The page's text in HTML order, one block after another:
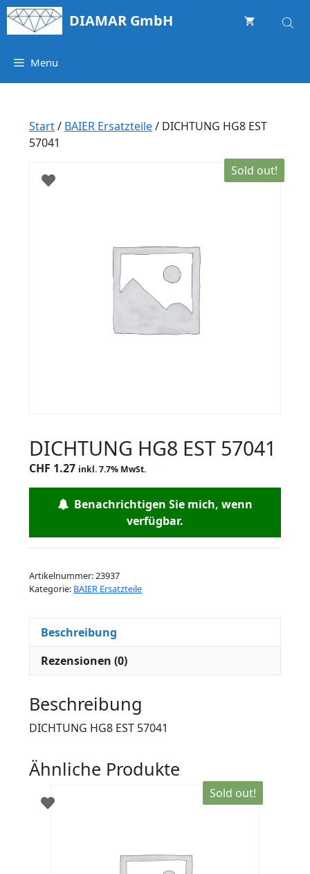
Springe
zum
DIAMAR GmbH
Menu
Start/ BAIER Ersatzteile/ DICHTUNG HG8 EST
57041
Sold out!
DICHTUNG HG8 EST 57041
CHF 1.27 inkl. 7.7% MwSt.
Benachrichtigen Sie mich, wenn
verfügbar.
Artikelnummer:23937
Kategorie: BAIER Ersatzteile
Beschreibung
Rezensionen (0)
Beschreibung
DICHTUNG HG8 EST 57041
Ähnliche Produkte
Sold out!